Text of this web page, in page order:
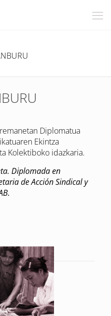
Diplomatua
Ekintza
Kolektiboko idazkaria.
Diplomada en
de Acción Sindical y